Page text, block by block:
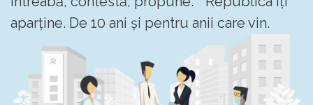
aparține. De 10 ani și pentru anii care vin.